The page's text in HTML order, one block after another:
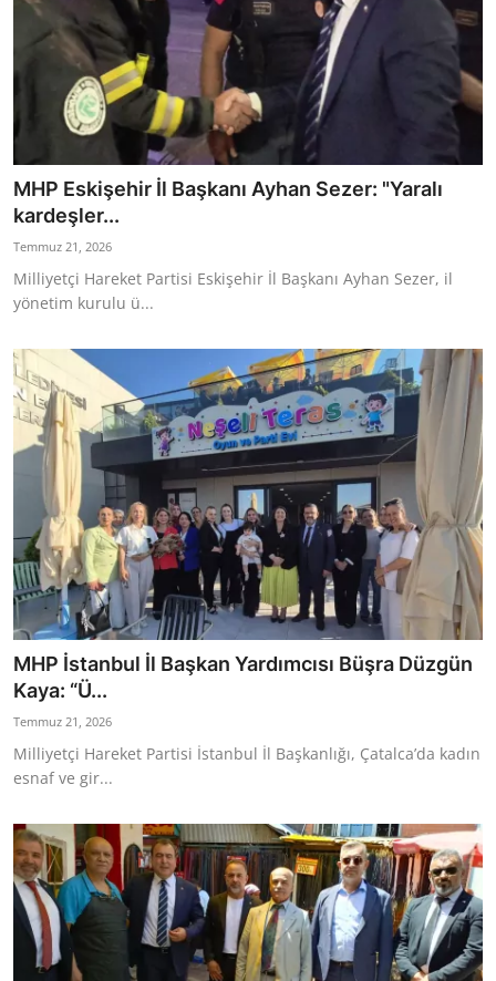
MHP Eskişehir İl Başkanı Ayhan Sezer: "Yaralı
kardeşler...
Temmuz 21, 2026
Milliyetçi Hareket Partisi Eskişehir İl Başkanı Ayhan Sezer, il
yönetim kurulu ü...
MHP İstanbul İl Başkan Yardımcısı Büşra Düzgün
Kaya: “Ü...
Temmuz 21, 2026
Milliyetçi Hareket Partisi İstanbul İl Başkanlığı, Çatalca’da kadın
esnaf ve gir...